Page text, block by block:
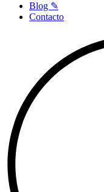
Blog ✎
Contacto